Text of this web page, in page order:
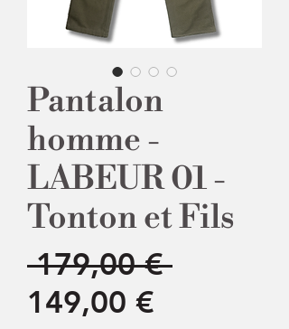
Pantalon
homme -
LABEUR 01 -
Tonton et Fils
179,00 € Prix
149,00 €